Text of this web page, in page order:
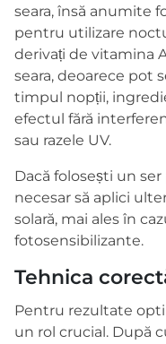
seara, însă anumite
pentru utilizare
derivați de vitamina
seara, deoarece pot
timpul nopții,
efectul fără
sau razele UV.
Dacă folosești un
necesar să aplici
solară, mai ales în
fotosensibilizante.
Tehnica
Pentru rezultate
un rol crucial. După